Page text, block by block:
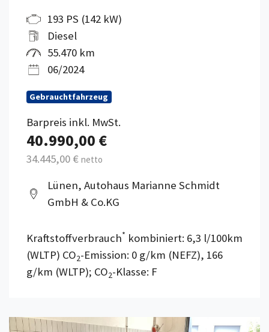
193 PS (142 kW)
Diesel
55.470 km
06/2024
Gebrauchtfahrzeug
Barpreis inkl. MwSt.
40.990,00 €
34.445,00 € netto
Lünen, Autohaus Marianne Schmidt
GmbH & Co.KG
Kraftstoffverbrauch* kombiniert: 6,3 l/100km
(WLTP) CO2-Emission: 0 g/km (NEFZ), 166
g/km (WLTP); CO2-Klasse: F
Details anzeigen